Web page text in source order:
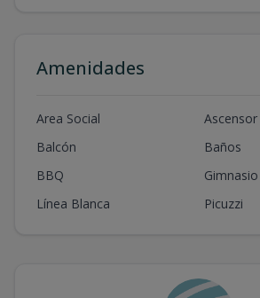
Amenidades
Area Social
Ascensor
Balcón
Baños
BBQ
Gimnasio
Línea Blanca
Picuzzi